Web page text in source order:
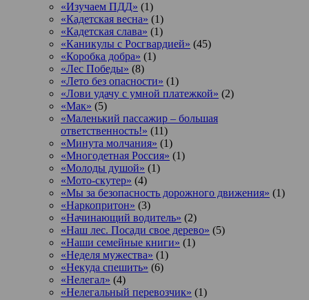
«Изучаем ПДД» (1)
«Кадетская весна» (1)
«Кадетская слава» (1)
«Каникулы с Росгвардией» (45)
«Коробка добра» (1)
«Лес Победы» (8)
«Лето без опасности» (1)
«Лови удачу с умной платежкой» (2)
«Мак» (5)
«Маленький пассажир – большая
ответственность!» (11)
«Минута молчания» (1)
«Многодетная Россия» (1)
«Молоды душой» (1)
«Мото-скутер» (4)
«Мы за безопасность дорожного движения» (1)
«Наркопритон» (3)
«Начинающий водитель» (2)
«Наш лес. Посади свое дерево» (5)
«Наши семейные книги» (1)
«Неделя мужества» (1)
«Некуда спешить» (6)
«Нелегал» (4)
«Нелегальный перевозчик» (1)